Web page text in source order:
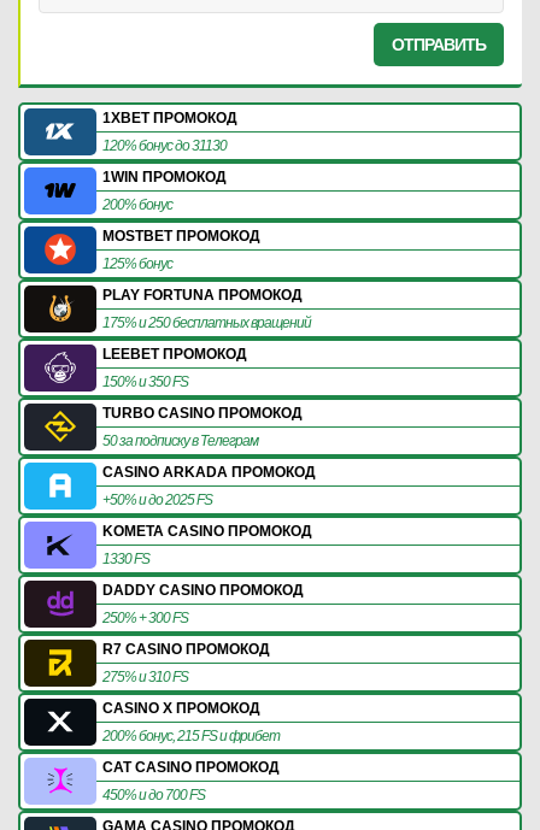
ОТПРАВИТЬ
1XBET ПРОМОКОД
120% бонус до 31130
1WIN ПРОМОКОД
200% бонус
MOSTBET ПРОМОКОД
125% бонус
PLAY FORTUNA ПРОМОКОД
175% и 250 бесплатных вращений
LEEBET ПРОМОКОД
150% и 350 FS
TURBO CASINO ПРОМОКОД
50 за подписку в Телеграм
CASINO ARKADA ПРОМОКОД
+50% и до 2025 FS
KOMETA CASINO ПРОМОКОД
1330 FS
DADDY CASINO ПРОМОКОД
250% + 300 FS
R7 CASINO ПРОМОКОД
275% и 310 FS
CASINO X ПРОМОКОД
200% бонус, 215 FS и фрибет
CAT CASINO ПРОМОКОД
450% и до 700 FS
GAMA CASINO ПРОМОКОД